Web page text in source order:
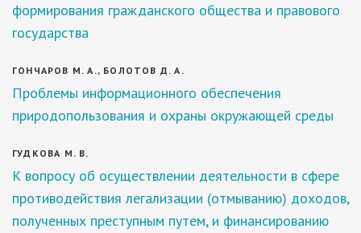
формирования гражданского общества и правового
государства
ГОНЧАРОВ М. А., БОЛОТОВ Д. А.
Проблемы информационного обеспечения
природопользования и охраны окружающей среды
ГУДКОВА М. В.
К вопросу об осуществлении деятельности в сфере
противодействия легализации (отмыванию) доходов,
полученных преступным путем, и финансированию